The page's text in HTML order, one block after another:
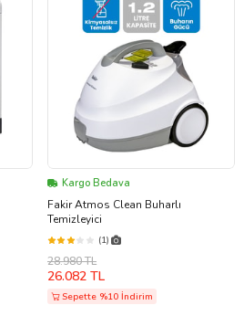
Kargo Bedava
Fakir Atmos Clean Buharlı
Temizleyici
(1)
28.980 TL
26.082 TL
Sepette %10 İndirim